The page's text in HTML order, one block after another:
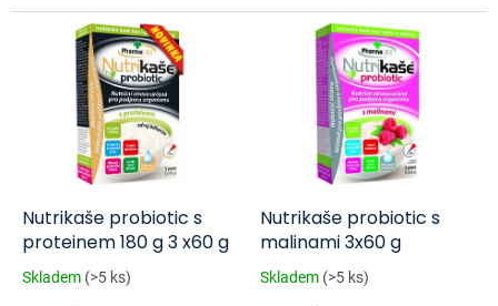
Nutrikaše probiotic s
proteinem 180 g 3 x60 g
Skladem (>5 ks)
Nutrikaše probiotic s
malinami 3x60 g
Skladem (>5 ks)